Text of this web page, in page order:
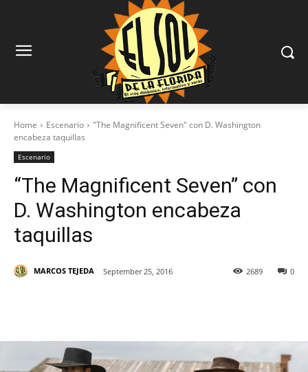
Home Escenario
"The Magnificent Seven" con D. Washington
encabeza taquillas
Escenario
“The Magnificent Seven” con
D. Washington encabeza
taquillas
MARCOS TEJEDA September 25, 2016 0
2689